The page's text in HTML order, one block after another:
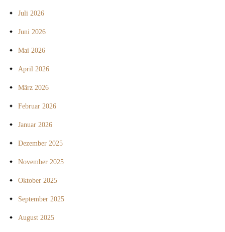
Juli 2026
Juni 2026
Mai 2026
April 2026
März 2026
Februar 2026
Januar 2026
Dezember 2025
November 2025
Oktober 2025
September 2025
August 2025